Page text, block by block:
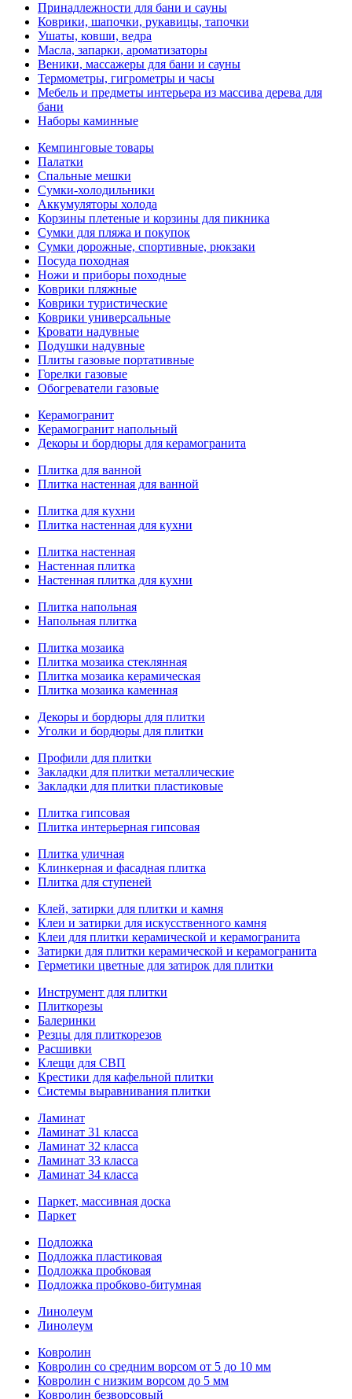
Принадлежности для бани и сауны
Коврики, шапочки, рукавицы, тапочки
Ушаты, ковши, ведра
Масла, запарки, ароматизаторы
Веники, массажеры для бани и сауны
Термометры, гигрометры и часы
Мебель и предметы интерьера из массива дерева для
бани
Наборы каминные
Кемпинговые товары
Палатки
Спальные мешки
Сумки-холодильники
Аккумуляторы холода
Корзины плетеные и корзины для пикника
Сумки для пляжа и покупок
Сумки дорожные, спортивные, рюкзаки
Посуда походная
Ножи и приборы походные
Коврики пляжные
Коврики туристические
Коврики универсальные
Кровати надувные
Подушки надувные
Плиты газовые портативные
Горелки газовые
Обогреватели газовые
Керамогранит
Керамогранит напольный
Декоры и бордюры для керамогранита
Плитка для ванной
Плитка настенная для ванной
Плитка для кухни
Плитка настенная для кухни
Плитка настенная
Настенная плитка
Настенная плитка для кухни
Плитка напольная
Напольная плитка
Плитка мозаика
Плитка мозаика стеклянная
Плитка мозаика керамическая
Плитка мозаика каменная
Декоры и бордюры для плитки
Уголки и бордюры для плитки
Профили для плитки
Закладки для плитки металлические
Закладки для плитки пластиковые
Плитка гипсовая
Плитка интерьерная гипсовая
Плитка уличная
Клинкерная и фасадная плитка
Плитка для ступеней
Клей, затирки для плитки и камня
Клеи и затирки для искусственного камня
Клеи для плитки керамической и керамогранита
Затирки для плитки керамической и керамогранита
Герметики цветные для затирок для плитки
Инструмент для плитки
Плиткорезы
Балеринки
Резцы для плиткорезов
Расшивки
Клещи для СВП
Крестики для кафельной плитки
Системы выравнивания плитки
Ламинат
Ламинат 31 класса
Ламинат 32 класса
Ламинат 33 класса
Ламинат 34 класса
Паркет, массивная доска
Паркет
Подложка
Подложка пластиковая
Подложка пробковая
Подложка пробково-битумная
Линолеум
Линолеум
Ковролин
Ковролин со средним ворсом от 5 до 10 мм
Ковролин с низким ворсом до 5 мм
Ковролин безворсовый